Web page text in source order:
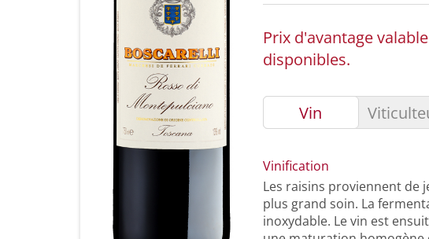
Prix d'avantage
disponibles.
Vin
Vinification
Les raisins proviennent de
plus grand soin. La
inoxydable. Le vin est